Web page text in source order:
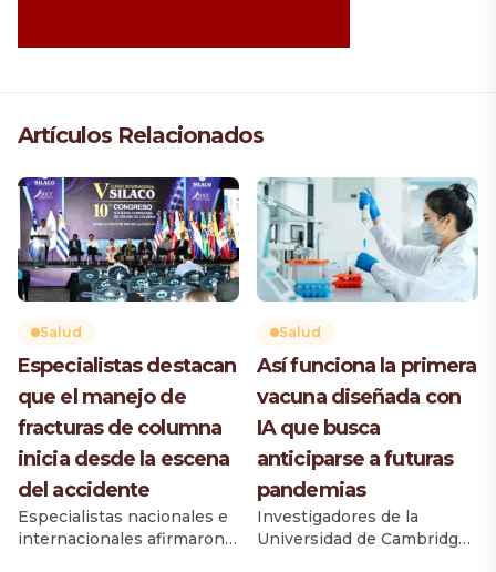
Artículos Relacionados
Salud
Especialistas destacan
que el manejo de
fracturas de columna
inicia desde la escena
del accidente
Especialistas nacionales e
internacionales afirmaron
Salud
Así funciona la primera
vacuna diseñada con
IA que busca
anticiparse a futuras
pandemias
Investigadores de la
Universidad de Cambridge